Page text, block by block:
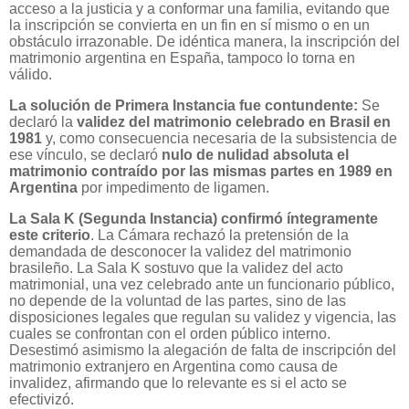
acceso a la justicia y a conformar una familia, evitando que
la inscripción se convierta en un fin en sí mismo o en un
obstáculo irrazonable. De idéntica manera, la inscripción del
matrimonio argentina en España, tampoco lo torna en
válido.
La solución de Primera Instancia fue contundente: Se
declaró la validez del matrimonio celebrado en Brasil en
1981 y, como consecuencia necesaria de la subsistencia de
ese vínculo, se declaró nulo de nulidad absoluta el
matrimonio contraído por las mismas partes en 1989 en
Argentina por impedimento de ligamen.
La Sala K (Segunda Instancia) confirmó íntegramente
este criterio. La Cámara rechazó la pretensión de la
demandada de desconocer la validez del matrimonio
brasileño. La Sala K sostuvo que la validez del acto
matrimonial, una vez celebrado ante un funcionario público,
no depende de la voluntad de las partes, sino de las
disposiciones legales que regulan su validez y vigencia, las
cuales se confrontan con el orden público interno.
Desestimó asimismo la alegación de falta de inscripción del
matrimonio extranjero en Argentina como causa de
invalidez, afirmando que lo relevante es si el acto se
efectivizó.